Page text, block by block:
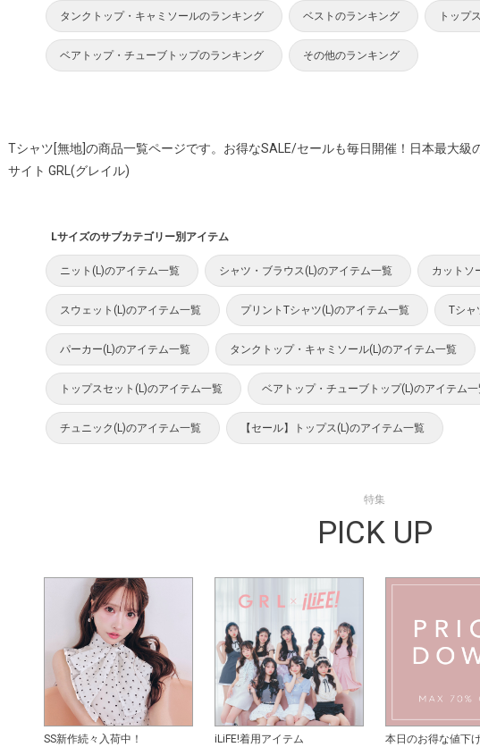
タンクトップ・キャミソールのランキング ベストのランキング トップ
ベアトップ・チューブトップのランキング その他のランキング
Tシャツ[無地]の商品一覧ページです。お得なSALE/セールも毎日開催！日本最大級
サイト GRL(グレイル)
Lサイズのサブカテゴリー別アイテム
ニット(L)のアイテム一覧 シャツ・ブラウス(L)のアイテム一覧 カットソ
スウェット(L)のアイテム一覧 プリントTシャツ(L)のアイテム一覧 Tシャ
パーカー(L)のアイテム一覧 タンクトップ・キャミソール(L)のアイテム一覧
トップスセット(L)のアイテム一覧 ベアトップ・チューブトップ(L)のアイテム
チュニック(L)のアイテム一覧 【セール】トップス(L)のアイテム一覧
特集
PICK UP
SS新作続々入荷中！ iLiFE!着用アイテム
本日のお得な値下